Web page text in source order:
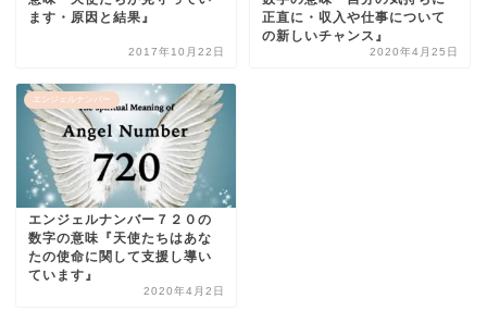
ます・原因と結果』
2017年10月22日
正直に・収入や仕事について
の新しいチャンス』
2020年4月25日
エンジェルナンバー
エンジェルナンバー７２０の
数字の意味『天使たちはあな
たの使命に関して支援し導い
ています』
2020年4月2日